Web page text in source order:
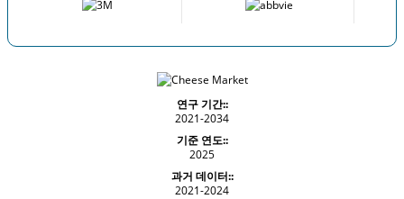
연구 기간::
2021-2034
기준 연도::
2025
과거 데이터::
2021-2024